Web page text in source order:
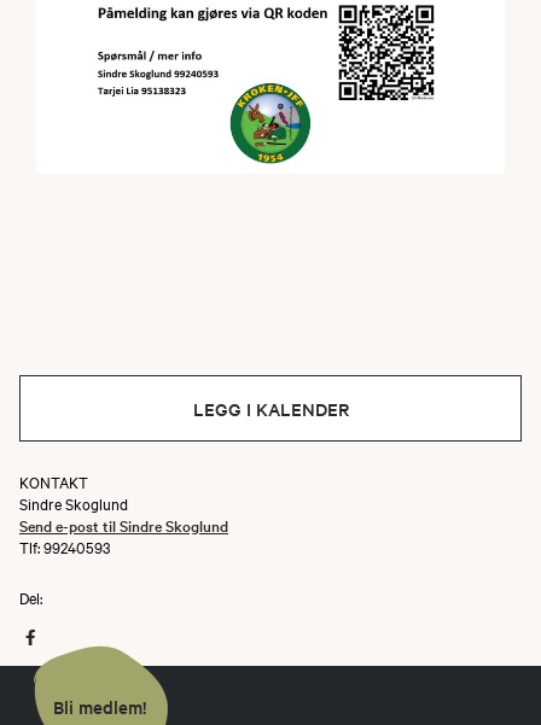
LEGG I KALENDER
KONTAKT
Sindre Skoglund
Send e-post til Sindre Skoglund
Tlf: 99240593
Del:
Bli medlem!